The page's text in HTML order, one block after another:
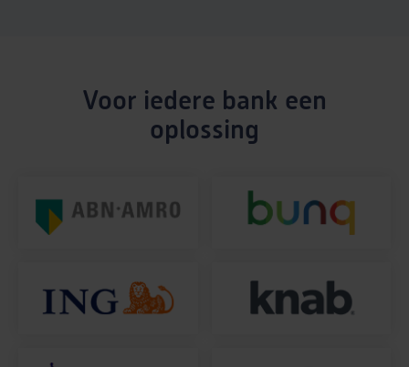
Voor iedere bank een
oplossing